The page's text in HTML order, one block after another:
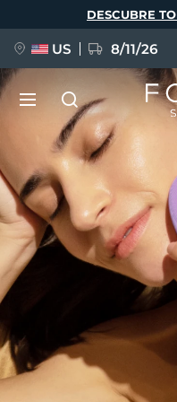
DESCUBRE
US 8/11/26
NUEVO
FAQ™ Pure Beauty-
BREAKING NEWS
issa™ Teeth
Idioma
English
Français
Türkçe
简体